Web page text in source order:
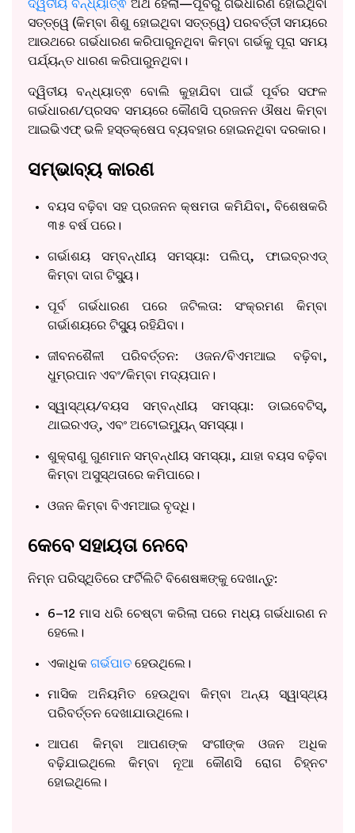
ଦ୍ୱିତୀୟ ବନ୍ଧ୍ୟାତ୍ଵ ଅର୍ଥ ହେଲା—ପୂର୍ବରୁ ଗର୍ଭଧାରଣ ହୋଇଥିବା
ସତ୍ତ୍ୱେ (କିମ୍ବା ଶିଶୁ ହୋଇଥିବା ସତ୍ତ୍ୱେ) ପରବର୍ତ୍ତୀ ସମୟରେ
ଆଉଥରେ ଗର୍ଭଧାରଣ କରିପାରୁନଥିବା କିମ୍ବା ଗର୍ଭକୁ ପୂରା ସମୟ
ପର୍ଯ୍ୟନ୍ତ ଧାରଣ କରିପାରୁନଥିବା।
ଦ୍ୱିତୀୟ ବନ୍ଧ୍ୟାତ୍ଵ ବୋଲି କୁହାଯିବା ପାଇଁ ପୂର୍ବର ସଫଳ
ଗର୍ଭଧାରଣ/ପ୍ରସବ ସମୟରେ କୌଣସି ପ୍ରଜନନ ଔଷଧ କିମ୍ବା
ଆଇଭିଏଫ୍ ଭଳି ହସ୍ତକ୍ଷେପ ବ୍ୟବହାର ହୋଇନଥିବା ଦରକାର।
ସମ୍ଭାବ୍ୟ କାରଣ
ବୟସ ବଢ଼ିବା ସହ ପ୍ରଜନନ କ୍ଷମତା କମିଯିବା, ବିଶେଷକରି
୩୫ ବର୍ଷ ପରେ।
ଗର୍ଭାଶୟ ସମ୍ବନ୍ଧୀୟ ସମସ୍ୟା: ପଲିପ୍, ଫାଇବ୍ରଏଡ୍
କିମ୍ବା ଦାଗ ଟିସ୍ୟୁ।
ପୂର୍ବ ଗର୍ଭଧାରଣ ପରେ ଜଟିଲତା: ସଂକ୍ରମଣ କିମ୍ବା
ଗର୍ଭାଶୟରେ ଟିସ୍ୟୁ ରହିଯିବା।
ଜୀବନଶୈଳୀ ପରିବର୍ତ୍ତନ: ଓଜନ/ବିଏମଆଇ ବଢ଼ିବା,
ଧୁମ୍ରପାନ ଏବଂ/କିମ୍ବା ମଦ୍ୟପାନ।
ସ୍ୱାସ୍ଥ୍ୟ/ବୟସ ସମ୍ବନ୍ଧୀୟ ସମସ୍ୟା: ଡାଇବେଟିସ୍,
ଥାଇରଏଡ୍, ଏବଂ ଅଟୋଇମ୍ୟୁନ୍ ସମସ୍ୟା।
ଶୁକ୍ରାଣୁ ଗୁଣମାନ ସମ୍ବନ୍ଧୀୟ ସମସ୍ୟା, ଯାହା ବୟସ ବଢ଼ିବା
କିମ୍ବା ଅସୁସ୍ଥତାରେ କମିପାରେ।
ଓଜନ କିମ୍ବା ବିଏମଆଇ ବୃଦ୍ଧି।
କେବେ ସହାୟତା ନେବେ
ନିମ୍ନ ପରିସ୍ଥିତିରେ ଫର୍ଟିଲିଟି ବିଶେଷଜ୍ଞଙ୍କୁ ଦେଖାନ୍ତୁ:
6–12 ମାସ ଧରି ଚେଷ୍ଟା କରିଲା ପରେ ମଧ୍ୟ ଗର୍ଭଧାରଣ ନ
ହେଲେ।
ଏକାଧିକ ଗର୍ଭପାତ ହେଉଥିଲେ।
ମାସିକ ଅନିୟମିତ ହେଉଥିବା କିମ୍ବା ଅନ୍ୟ ସ୍ୱାସ୍ଥ୍ୟ
ପରିବର୍ତ୍ତନ ଦେଖାଯାଉଥିଲେ।
ଆପଣ କିମ୍ବା ଆପଣଙ୍କ ସଂଗୀଙ୍କ ଓଜନ ଅଧିକ
ବଢ଼ିଯାଇଥିଲେ କିମ୍ବା ନୂଆ କୌଣସି ରୋଗ ଚିହ୍ନଟ
ହୋଇଥିଲେ।